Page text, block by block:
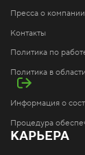
Пресса о
Контакты
Политика по
Политика в
Информация о
Процедура
КАРЬЕРА